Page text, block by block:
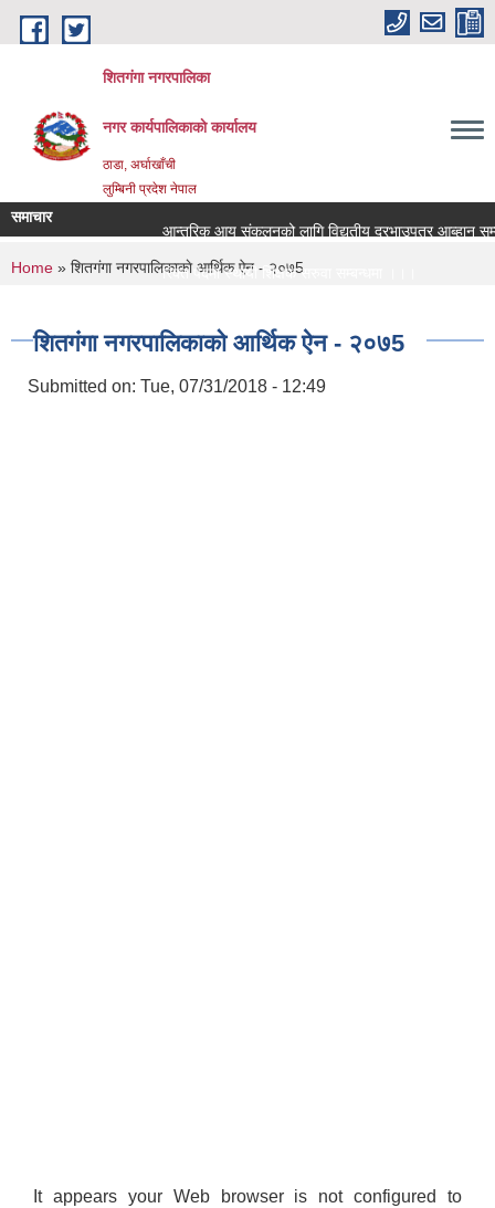
Skip to main content
शितगंगा नगरपालिका
नगर कार्यपालिकाकाे कार्यालय
ठाडा, अर्घाखाँची
लुम्बिनी प्रदेश नेपाल
समाचार
आन्तरिक आय संकलनको लागि विद्युतीय दरभाउपत्र आब्हान
रिक्त पदमा स्थायी शिक्षक सरुवा सम्बन्धमा ।।।
You are here
Home » शितग‌ंगा नगरपालिकाकाे आर्थिक ऐन - २०७5
शितग‌ंगा नगरपालिकाकाे आर्थिक ऐन - २०७5
Submitted on: Tue, 07/31/2018 - 12:49
It appears your Web browser is not configured to